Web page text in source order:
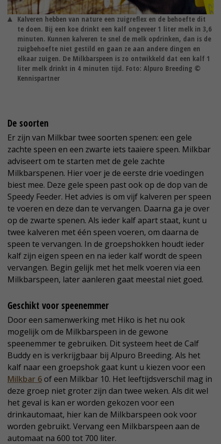
Kalveren hebben van nature een zuigreflex en de behoefte dit
te doen. Bij een koe drinkt een kalf ongeveer 1 liter melk in 3,6
minuten. Kunnen kalveren te snel de melk opdrinken, dan is de
zuigbehoefte niet gestild en gaan ze aan andere dingen en
elkaar zuigen. De Milkbarspeen is zo ontwikkeld dat een kalf 1
liter melk drinkt in 4 minuten tijd. Foto: Alpuro Breeding ©
Kennispartner
De soorten
Er zijn van Milkbar twee soorten spenen: een gele
zachte speen en een zwarte iets taaiere speen. Milkbar
adviseert om te starten met de gele zachte
Milkbarspenen. Hier voer je de eerste drie voedingen
biest mee. Deze gele speen past ook op de dop van de
Speedy Feeder. Het advies is om vijf kalveren per speen
te voeren en deze dan te vervangen. Daarna ga je over
op de zwarte spenen. Als ieder kalf apart staat, kunt u
twee kalveren met één speen voeren, om daarna de
speen te vervangen. In de groepshokken houdt ieder
kalf zijn eigen speen en na ieder kalf wordt de speen
vervangen. Begin gelijk met het melk voeren via een
Milkbarspeen, later aanleren gaat meestal niet goed.
Geschikt voor speenemmer
Door een samenwerking met Hiko is het nu ook
mogelijk om de Milkbarspeen in de gewone
speenemmer te gebruiken. Dit systeem heet de Calf
Buddy en is verkrijgbaar bij Alpuro Breeding. Als het
kalf naar een groepshok gaat kunt u kiezen voor een
Milkbar 6of een Milkbar 10. Het leeftijdsverschil mag in
deze groep niet groter zijn dan twee weken. Als dit wel
het geval is kan er worden gekozen voor een
drinkautomaat, hier kan de Milkbarspeen ook voor
worden gebruikt. Vervang een Milkbarspeen aan de
automaat na 600 tot 700 liter.